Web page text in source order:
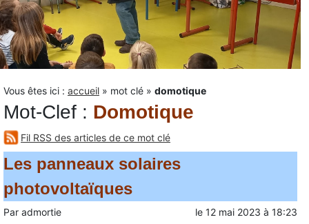
Vous êtes ici : accueil » mot clé » domotique
Mot-Clef : Domotique
Fil RSS des articles de ce mot clé
Les panneaux solaires
photovoltaïques
Par admortie le 12 mai 2023 à 18:23